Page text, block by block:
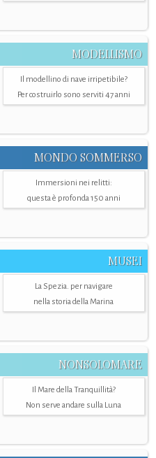
MODELLISMO
Il modellino di nave irripetibile?
Per costruirlo sono serviti 47 anni
MONDO SOMMERSO
Immersioni nei relitti:
questa è profonda 150 anni
MUSEI
La Spezia. per navigare
nella storia della Marina
NONSOLOMARE
Il Mare della Tranquillità?
Non serve andare sulla Luna